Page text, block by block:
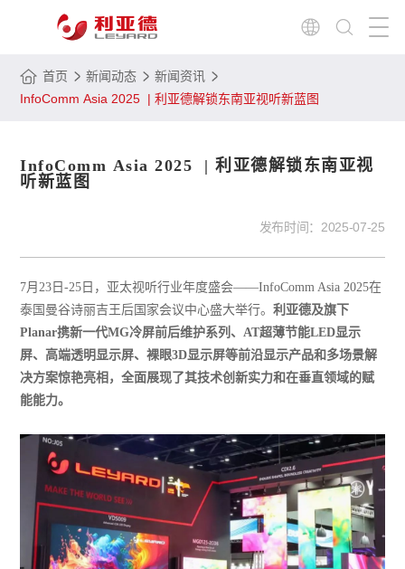
首页 新闻动态
新闻资讯
InfoComm Asia 2025 | 利亚德解锁东南亚视听新蓝图
InfoComm Asia 2025 | 利亚德解锁东南亚视
听新蓝图
发布时间： 2025-07-25
7月23日-25日，亚太视听行业年度盛会——InfoComm Asia 2025在
泰国曼谷诗丽吉王后国家会议中心盛大举行。利亚德及旗下
Planar携新一代MG冷屏前后维护系列、AT超薄节能LED显示
屏、高端透明显示屏、裸眼3D显示屏等前沿显示产品和多场景解
决方案惊艳亮相，全面展现了其技术创新实力和在垂直领域的赋
能能力。